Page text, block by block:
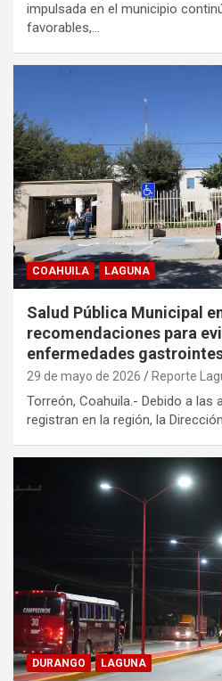
impulsada en el municipio
favorables,…
COAHUILA LAGUNA
Salud Pública Municipal
recomendaciones para
enfermedades
29 de mayo de 2026 Reporte
Torreón, Coahuila.- Debido a las
registran en la región, la
DURANGO LAGUNA